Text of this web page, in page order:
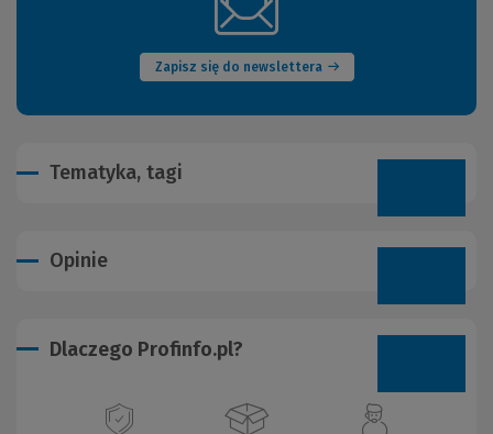
Zapisz się do newslettera
(Nowe
okno)
Tematyka, tagi
Opinie
Dlaczego Profinfo.pl?